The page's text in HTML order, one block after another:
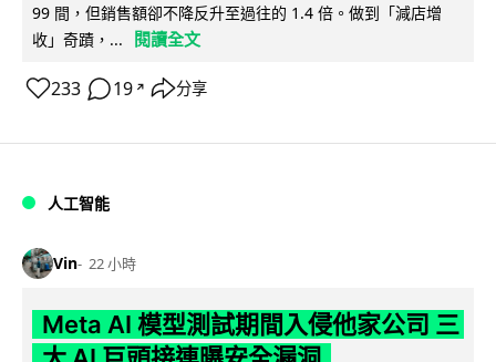
99 間，但銷售額卻不降反升至過往的 1.4 倍。做到「減店增
收」奇蹟，...
閱讀全文
233 19 ↗ 分享
人工智能
Vin 22 小時
Meta AI 模型測試期間入侵他家公司 三